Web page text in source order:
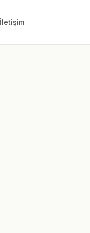
İletişim